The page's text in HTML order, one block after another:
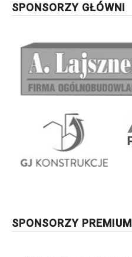
SPONSORZY GŁÓWNI
SPONSORZY PREMIUM